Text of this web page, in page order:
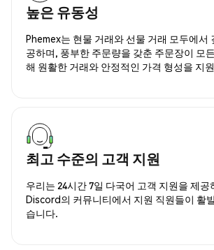
높은 유동성
Phemex는 현물 거래와 선물 거래 모두에서
공하며, 풍부한 주문량을 갖춘 주문장이 모
해 원활한 거래와 안정적인 가격 형성을 지
최고 수준의 고객 지원
우리는 24시간 7일 다국어 고객 지원을 제
Discord의 커뮤니티에서 지원 직원들이 활
습니다.